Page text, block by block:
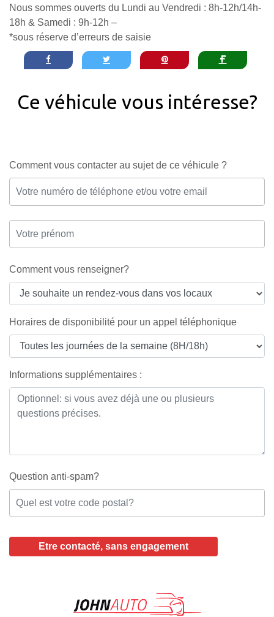
Nous sommes ouverts du Lundi au Vendredi : 8h-12h/14h-
18h & Samedi : 9h-12h –
*sous réserve d’erreurs de saisie
Ce véhicule vous intéresse?
Comment vous contacter au sujet de ce véhicule ?
Comment vous renseigner?
Horaires de disponibilité pour un appel téléphonique
Informations supplémentaires :
Question anti-spam?